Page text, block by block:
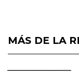
MÁS DE LA